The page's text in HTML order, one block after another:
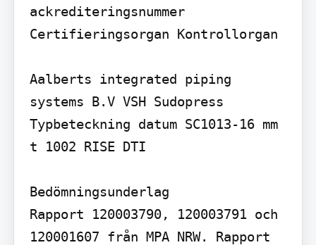
ackrediteringsnummer
Certifieringsorgan Kontrollorgan
Aalberts integrated piping
systems B.V VSH Sudopress
Typbeteckning datum SC1013-16 mm
t 1002 RISE DTI
Bedömningsunderlag
Rapport 120003790, 120003791 och
120001607 från MPA NRW. Rapport